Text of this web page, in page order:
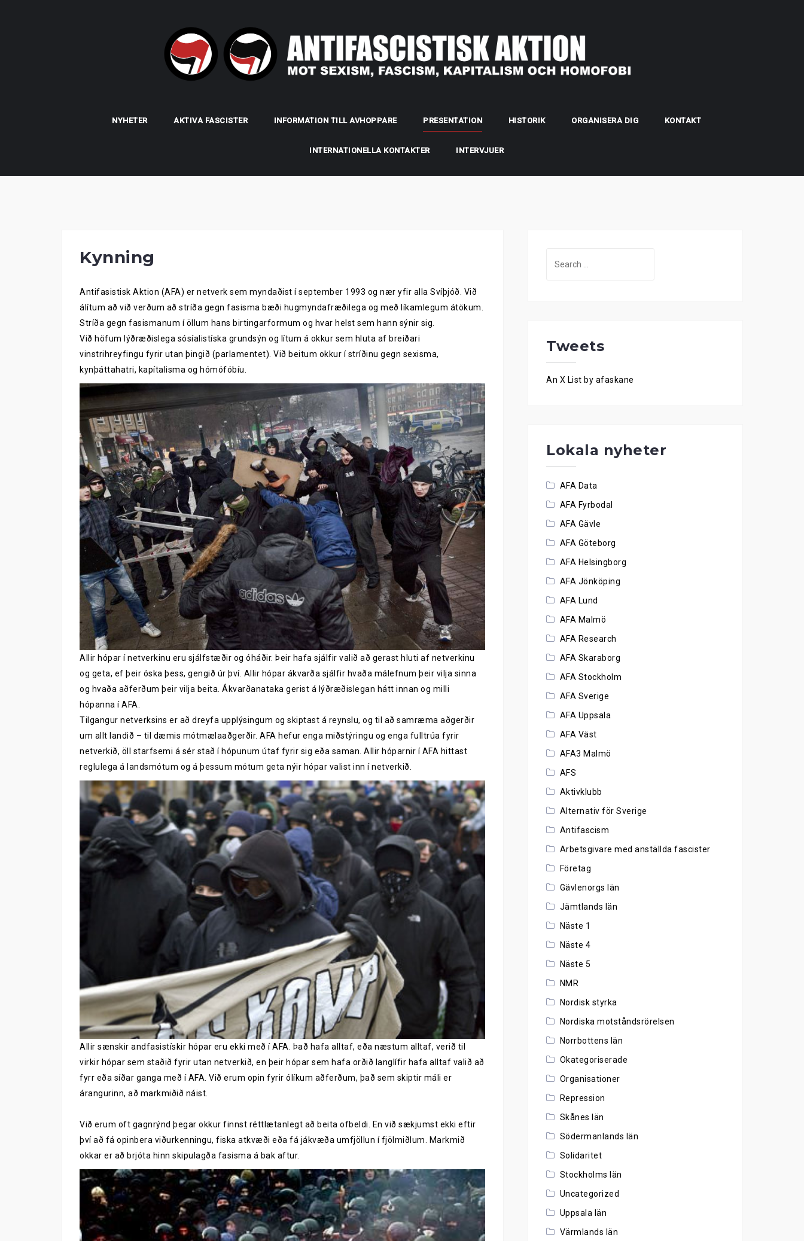
NYHETER AKTIVA FASCISTER INFORMATION TILL AVHOPPARE PRESENTATION HISTORIK ORGANISERA DIG KONTAKT
INTERNATIONELLA KONTAKTER INTERVJUER
Kynning
Antifasistisk Aktion (AFA) er netverk sem myndaðist í september 1993 og nær yfir alla Svíþjóð. Við
álítum að við verðum að stríða gegn fasisma bæði hugmyndafræðilega og með líkamlegum átökum.
Stríða gegn fasismanum í öllum hans birtingarformum og hvar helst sem hann sýnir sig.
Við höfum lýðræðislega sósíalistíska grundsýn og lítum á okkur sem hluta af breiðari
vinstrihreyfingu fyrir utan þingið (parlamentet). Við beitum okkur í stríðinu gegn sexisma,
kynþáttahatri, kapítalisma og hómófóbíu.
Allir hópar í netverkinu eru sjálfstæðir og óháðir. Þeir hafa sjálfir valið að gerast hluti af netverkinu
og geta, ef þeir óska þess, gengið úr því. Allir hópar ákvarða sjálfir hvaða málefnum þeir vilja sinna
og hvaða aðferðum þeir vilja beita. Ákvarðanataka gerist á lýðræðislegan hátt innan og milli
hópanna í AFA.
Tilgangur netverksins er að dreyfa upplýsingum og skiptast á reynslu, og til að samræma aðgerðir
um allt landið – til dæmis mótmælaaðgerðir. AFA hefur enga miðstýringu og enga fulltrúa fyrir
netverkið, öll starfsemi á sér stað í hópunum útaf fyrir sig eða saman. Allir hóparnir í AFA hittast
reglulega á landsmótum og á þessum mótum geta nýir hópar valist inn í netverkið.
Allir sænskir andfasistískir hópar eru ekki með í AFA. Það hafa alltaf, eða næstum alltaf, verið til
virkir hópar sem staðið fyrir utan netverkið, en þeir hópar sem hafa orðið langlífir hafa alltaf valið að
fyrr eða síðar ganga með í AFA. Við erum opin fyrir ólíkum aðferðum, það sem skiptir máli er
árangurinn, að markmiðið náist.
Við erum oft gagnrýnd þegar okkur finnst réttlætanlegt að beita ofbeldi. En við sækjumst ekki eftir
því að fá opinbera viðurkenningu, fiska atkvæði eða fá jákvæða umfjöllun í fjölmiðlum. Markmið
okkar er að brjóta hinn skipulagða fasisma á bak aftur.
Tweets
An X List by afaskane
Lokala nyheter
AFA Data
AFA Fyrbodal
AFA Gävle
AFA Göteborg
AFA Helsingborg
AFA Jönköping
AFA Lund
AFA Malmö
AFA Research
AFA Skaraborg
AFA Stockholm
AFA Sverige
AFA Uppsala
AFA Väst
AFA3 Malmö
AFS
Aktivklubb
Alternativ för Sverige
Antifascism
Arbetsgivare med anställda fascister
Företag
Gävlenorgs län
Jämtlands län
Näste 1
Näste 4
Näste 5
NMR
Nordisk styrka
Nordiska motståndsrörelsen
Norrbottens län
Okategoriserade
Organisationer
Repression
Skånes län
Södermanlands län
Solidaritet
Stockholms län
Uncategorized
Uppsala län
Värmlands län